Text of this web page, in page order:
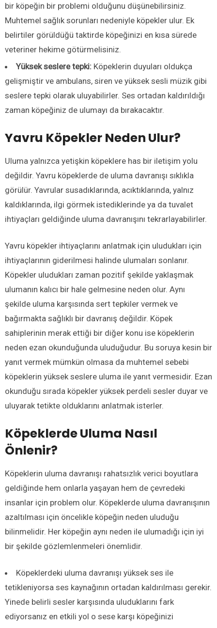
bir köpeğin bir problemi olduğunu düşünebilirsiniz.
Muhtemel sağlık sorunları nedeniyle köpekler ulur. Ek
belirtiler görüldüğü taktirde köpeğinizi en kısa sürede
veteriner hekime götürmelisiniz.
Yüksek seslere tepki: Köpeklerin duyuları oldukça
gelişmiştir ve ambulans, siren ve yüksek sesli müzik gibi
seslere tepki olarak uluyabilirler. Ses ortadan kaldırıldığı
zaman köpeğiniz de ulumayı da bırakacaktır.
Yavru Köpekler Neden Ulur?
Uluma yalnızca yetişkin köpeklere has bir iletişim yolu
değildir. Yavru köpeklerde de uluma davranışı sıklıkla
görülür. Yavrular susadıklarında, acıktıklarında, yalnız
kaldıklarında, ilgi görmek istediklerinde ya da tuvalet
ihtiyaçları geldiğinde uluma davranışını tekrarlayabilirler.
Yavru köpekler ihtiyaçlarını anlatmak için uludukları için
ihtiyaçlarının giderilmesi halinde ulumaları sonlanır.
Köpekler uludukları zaman pozitif şekilde yaklaşmak
ulumanın kalıcı bir hale gelmesine neden olur. Aynı
şekilde uluma karşısında sert tepkiler vermek ve
bağırmakta sağlıklı bir davranış değildir. Köpek
sahiplerinin merak ettiği bir diğer konu ise köpeklerin
neden ezan okunduğunda uluduğudur. Bu soruya kesin bir
yanıt vermek mümkün olmasa da muhtemel sebebi
köpeklerin yüksek seslere uluma ile yanıt vermesidir. Ezan
okunduğu sırada köpekler yüksek perdeli sesler duyar ve
uluyarak tetikte olduklarını anlatmak isterler.
Köpeklerde Uluma Nasıl
Önlenir?
Köpeklerin uluma davranışı rahatsızlık verici boyutlara
geldiğinde hem onlarla yaşayan hem de çevredeki
insanlar için problem olur. Köpeklerde uluma davranışının
azaltılması için öncelikle köpeğin neden uluduğu
bilinmelidir. Her köpeğin aynı neden ile ulumadığı için iyi
bir şekilde gözlemlenmeleri önemlidir.
Köpeklerdeki uluma davranışı yüksek ses ile
tetikleniyorsa ses kaynağının ortadan kaldırılması gerekir.
Yinede belirli sesler karşısında uluduklarını fark
ediyorsanız en etkili yol o sese karşı köpeğinizi